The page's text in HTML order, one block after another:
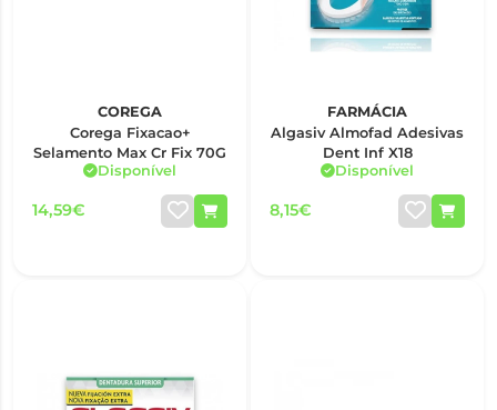
COREGA
Corega Fixacao+
Selamento Max Cr Fix 70G
Disponível
14,59€
FARMÁCIA
Algasiv Almofad Adesivas
Dent Inf X18
Disponível
8,15€